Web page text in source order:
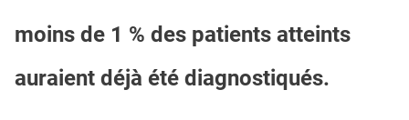
moins de 1 % des patients atteints
auraient déjà été diagnostiqués.